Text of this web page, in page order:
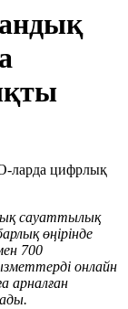
сауаттылық
өңірінде
700
онлайн
арналған